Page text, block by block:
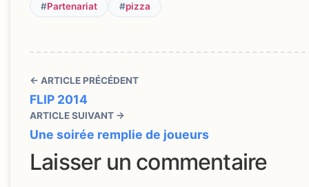
#Partenariat #pizza
← ARTICLE PRÉCÉDENT
FLIP 2014
ARTICLE SUIVANT →
Une soirée remplie de joueurs
Laisser un commentaire